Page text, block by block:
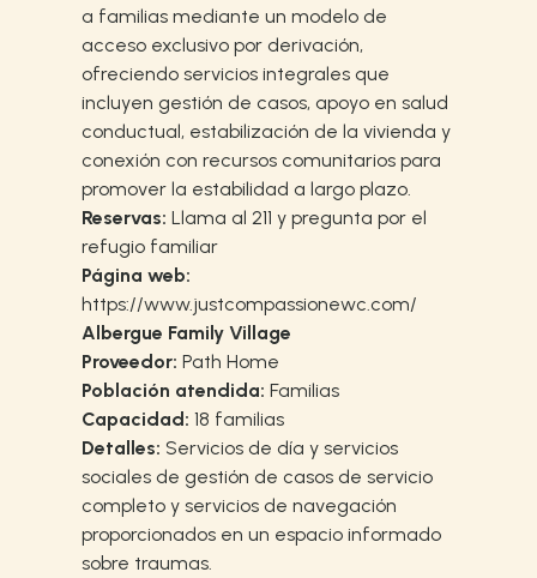
a familias mediante un modelo de
acceso exclusivo por derivación,
ofreciendo servicios integrales que
incluyen gestión de casos, apoyo en salud
conductual, estabilización de la vivienda y
conexión con recursos comunitarios para
promover la estabilidad a largo plazo.
Reservas: Llama al 211 y pregunta por el
refugio familiar
Página web:
https://www.justcompassionewc.com/
Albergue Family Village
Proveedor: Path Home
Población atendida: Familias
Capacidad: 18 familias
Detalles: Servicios de día y servicios
sociales de gestión de casos de servicio
completo y servicios de navegación
proporcionados en un espacio informado
sobre traumas.